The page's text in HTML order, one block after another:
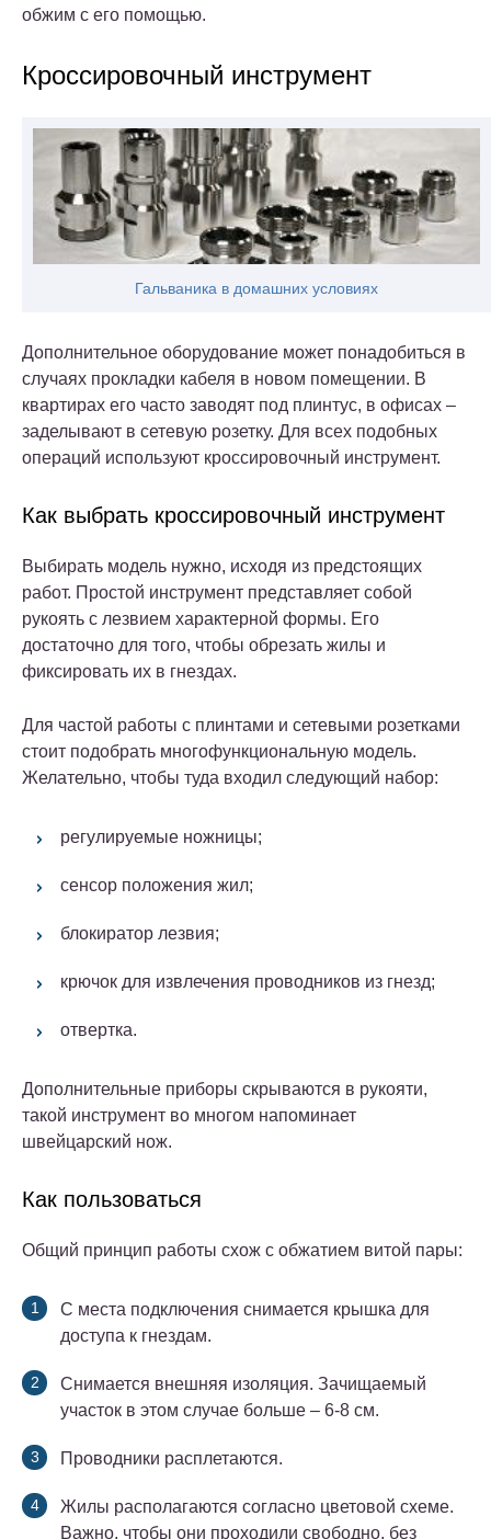
обжим с его помощью.
Кроссировочный инструмент
Гальваника в домашних условиях
Дополнительное оборудование может понадобиться в
случаях прокладки кабеля в новом помещении. В
квартирах его часто заводят под плинтус, в офисах –
заделывают в сетевую розетку. Для всех подобных
операций используют кроссировочный инструмент.
Как выбрать кроссировочный инструмент
Выбирать модель нужно, исходя из предстоящих
работ. Простой инструмент представляет собой
рукоять с лезвием характерной формы. Его
достаточно для того, чтобы обрезать жилы и
фиксировать их в гнездах.
Для частой работы с плинтами и сетевыми розетками
стоит подобрать многофункциональную модель.
Желательно, чтобы туда входил следующий набор:
регулируемые ножницы;
сенсор положения жил;
блокиратор лезвия;
крючок для извлечения проводников из гнезд;
отвертка.
Дополнительные приборы скрываются в рукояти,
такой инструмент во многом напоминает
швейцарский нож.
Как пользоваться
Общий принцип работы схож с обжатием витой пары:
С места подключения снимается крышка для
доступа к гнездам.
Снимается внешняя изоляция. Зачищаемый
участок в этом случае больше – 6-8 см.
Проводники расплетаются.
Жилы располагаются согласно цветовой схеме.
Важно, чтобы они проходили свободно, без